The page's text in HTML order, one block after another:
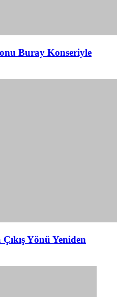
Buray Konseriyle
Yönü Yeniden